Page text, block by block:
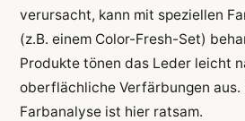
verursacht, kann mit speziellen
(z.B. einem Color-Fresh-Set)
Produkte tönen das Leder leicht
oberflächliche Verfärbungen aus.
Farbanalyse ist hier ratsam.